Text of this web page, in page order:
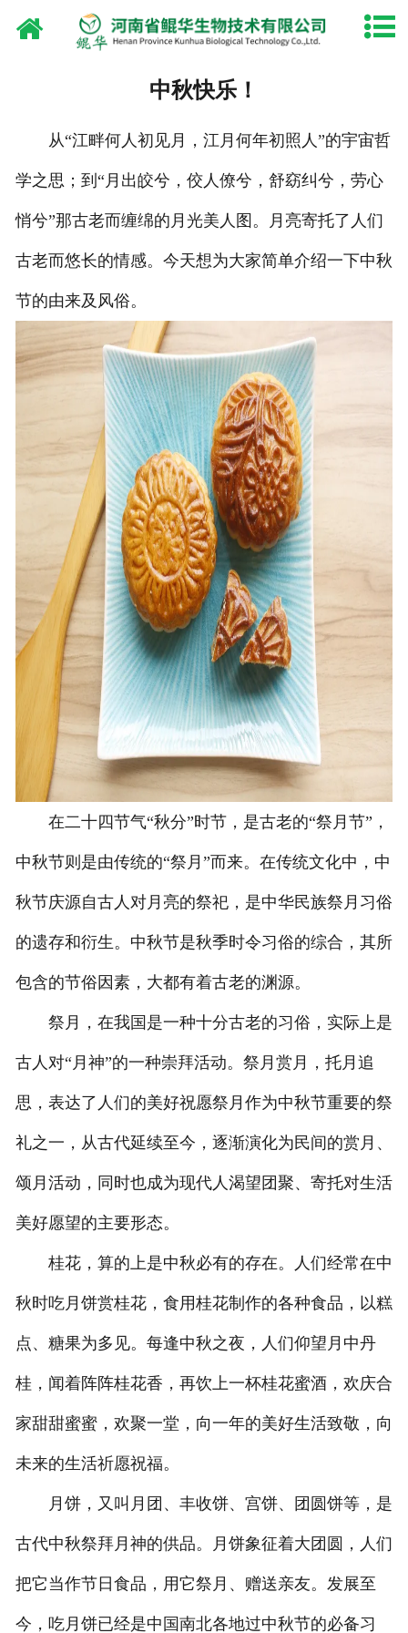
网站首页
新闻中心
联系我们
淘宝店铺
中秋快乐！
从“江畔何人初见月，江月何年初照人”的宇宙哲
学之思；到“月出皎兮，佼人僚兮，舒窈纠兮，劳心
悄兮”那古老而缠绵的月光美人图。月亮寄托了人们
古老而悠长的情感。今天想为大家简单介绍一下中秋
节的由来及风俗。
在二十四节气“秋分”时节，是古老的“祭月节”，
中秋节则是由传统的“祭月”而来。在传统文化中，中
秋节庆源自古人对月亮的祭祀，是中华民族祭月习俗
的遗存和衍生。中秋节是秋季时令习俗的综合，其所
包含的节俗因素，大都有着古老的渊源。
祭月，在我国是一种十分古老的习俗，实际上是
古人对“月神”的一种崇拜活动。祭月赏月，托月追
思，表达了人们的美好祝愿祭月作为中秋节重要的祭
礼之一，从古代延续至今，逐渐演化为民间的赏月、
颂月活动，同时也成为现代人渴望团聚、寄托对生活
美好愿望的主要形态。
桂花，算的上是中秋必有的存在。人们经常在中
秋时吃月饼赏桂花，食用桂花制作的各种食品，以糕
点、糖果为多见。每逢中秋之夜，人们仰望月中丹
桂，闻着阵阵桂花香，再饮上一杯桂花蜜酒，欢庆合
家甜甜蜜蜜，欢聚一堂，向一年的美好生活致敬，向
未来的生活祈愿祝福。
月饼，又叫月团、丰收饼、宫饼、团圆饼等，是
古代中秋祭拜月神的供品。月饼象征着大团圆，人们
把它当作节日食品，用它祭月、赠送亲友。发展至
今，吃月饼已经是中国南北各地过中秋节的必备习